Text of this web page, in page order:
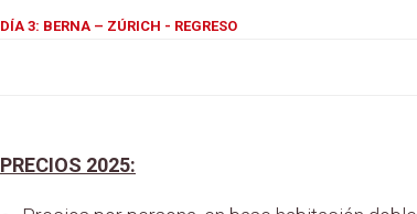
DÍA 3: BERNA – ZÚRICH - REGRESO
PRECIOS 2025: